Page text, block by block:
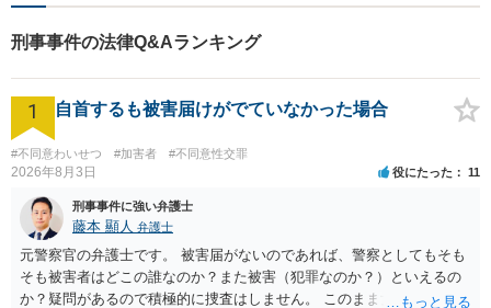
刑事事件の法律Q&Aランキング
1 自首するも被害届けがでていなかった場合
#不同意わいせつ #加害者 #不同意性交罪
2026年8月3日 役にたった 11
刑事事件に強い弁護士
藤本 顯人 弁護士
元警察官の弁護士です。 被害届がないのであれば、警察としてもそも
そも被害者はどこの誰なのか？また被害（犯罪なのか？）といえるの
か？疑問があるので積極的に捜査はしません。 このまま女性から警察